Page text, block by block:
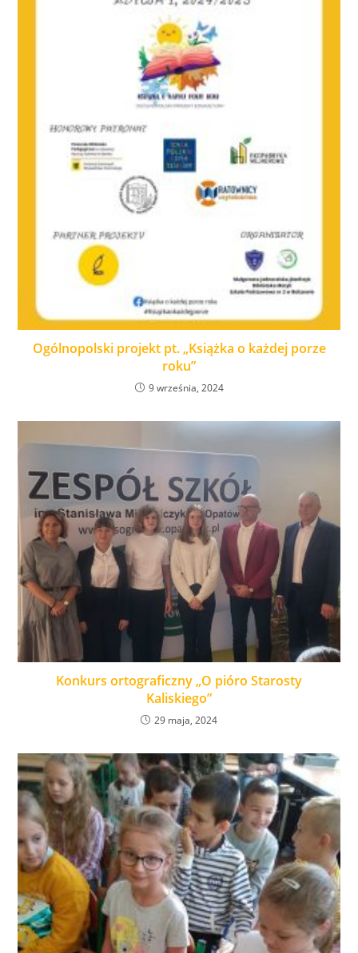
Ogólnopolski projekt pt. „Książka o każdej porze
roku”
9 września, 2024
Konkurs ortograficzny „O pióro Starosty
Kaliskiego”
29 maja, 2024